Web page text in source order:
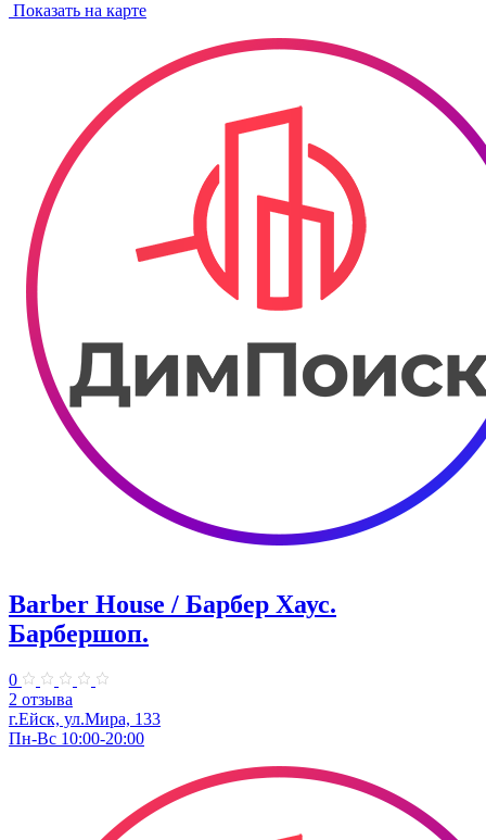
Показать на карте
Barber House / Барбер Хаус.
Барбершоп.
0
2 отзыва
г.Ейск, ул.Мира, 133
Пн-Вс 10:00-20:00